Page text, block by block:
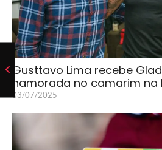
Gusttavo Lima recebe
namorada no camarim na
03/07/2025